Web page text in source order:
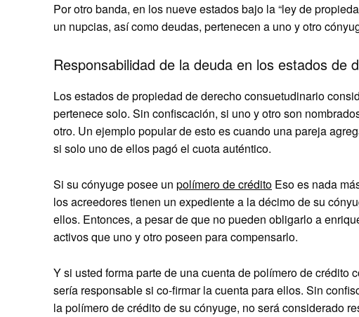
Por otro banda, en los nueve estados bajo la “ley de
un nupcias, así como deudas, pertenecen a uno y otro
Responsabilidad de la deuda en los estados de
Los estados de propiedad de derecho consuetudinario
pertenece solo. Sin confiscación, si uno y otro son
otro. Un ejemplo popular de esto es cuando una pareja
si solo uno de ellos pagó el cuota auténtico.
Si su cónyuge posee un polímero de crédito Eso es nada
los acreedores tienen un expediente a la décimo de su
ellos. Entonces, a pesar de que no pueden obligarlo a
activos que uno y otro poseen para compensarlo.
Y si usted forma parte de una cuenta de polímero de crédito
sería responsable si co-firmar la cuenta para ellos. Sin
la polímero de crédito de su cónyuge, no será considerado